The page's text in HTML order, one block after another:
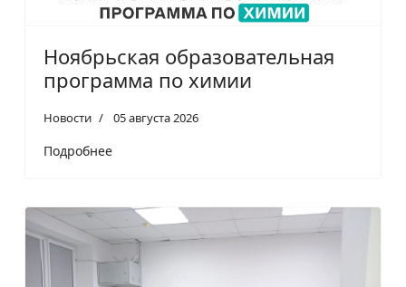
Ноябрьская образовательная
программа по химии
Новости 05 августа 2026
Подробнее